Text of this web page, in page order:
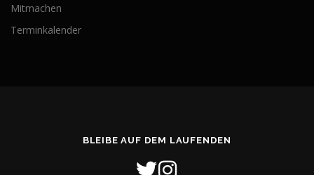
Mitmachen
Terminkalender
BLEIBE AUF DEM LAUFENDEN